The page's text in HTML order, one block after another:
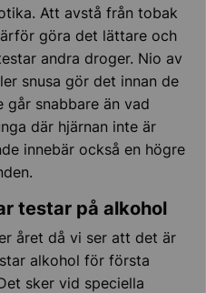
Att avstå från tobak
göra det lättare och
andra droger. Nio av
snusa gör det innan de
går snabbare än vad
där hjärnan inte är
innebär också en högre
testar på alkohol
året då vi ser att det är
alkohol för första
sker vid speciella